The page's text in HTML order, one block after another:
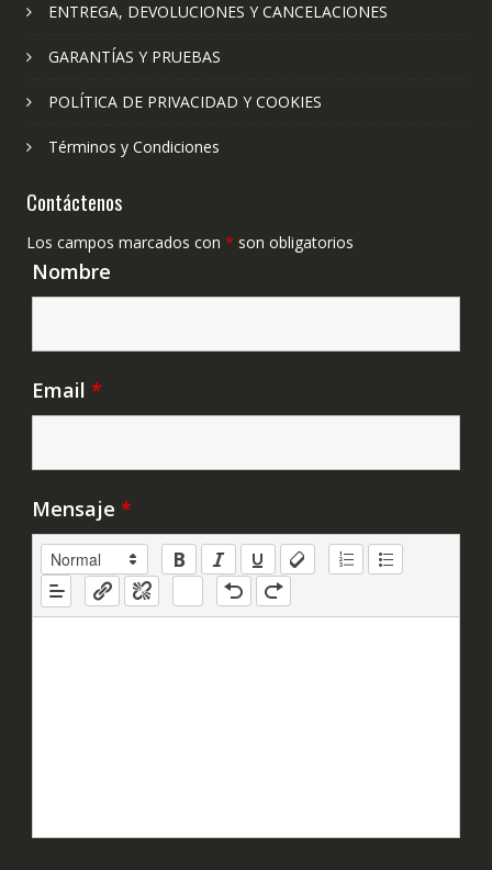
ENTREGA, DEVOLUCIONES Y CANCELACIONES
GARANTÍAS Y PRUEBAS
POLÍTICA DE PRIVACIDAD Y COOKIES
Términos y Condiciones
Contáctenos
Los campos marcados con * son obligatorios
Nombre
Email *
Mensaje *